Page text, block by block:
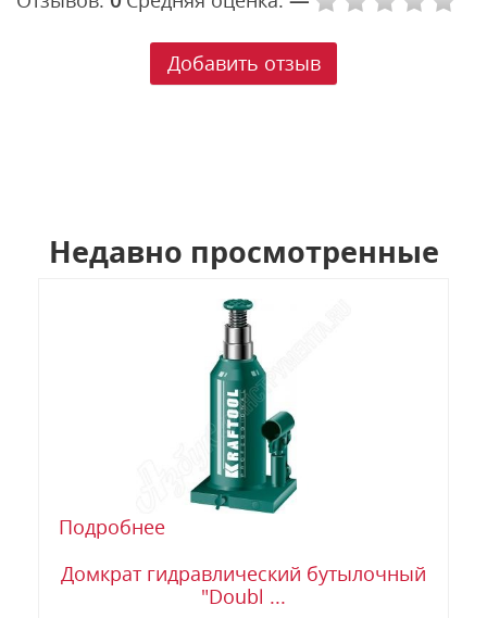
Добавить отзыв
Недавно просмотренные
Подробнее
Домкрат гидравлический бутылочный
"Doubl ...